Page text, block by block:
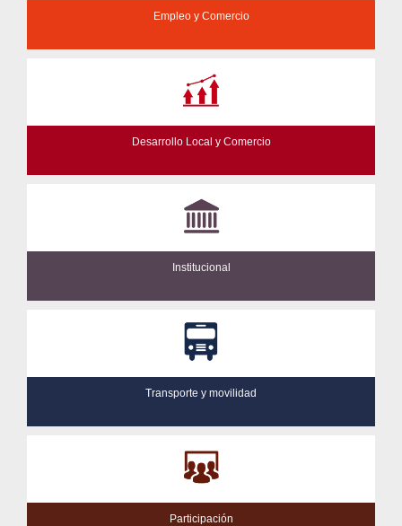
Empleo y Comercio
Desarrollo Local y Comercio
Institucional
Transporte y movilidad
Participación